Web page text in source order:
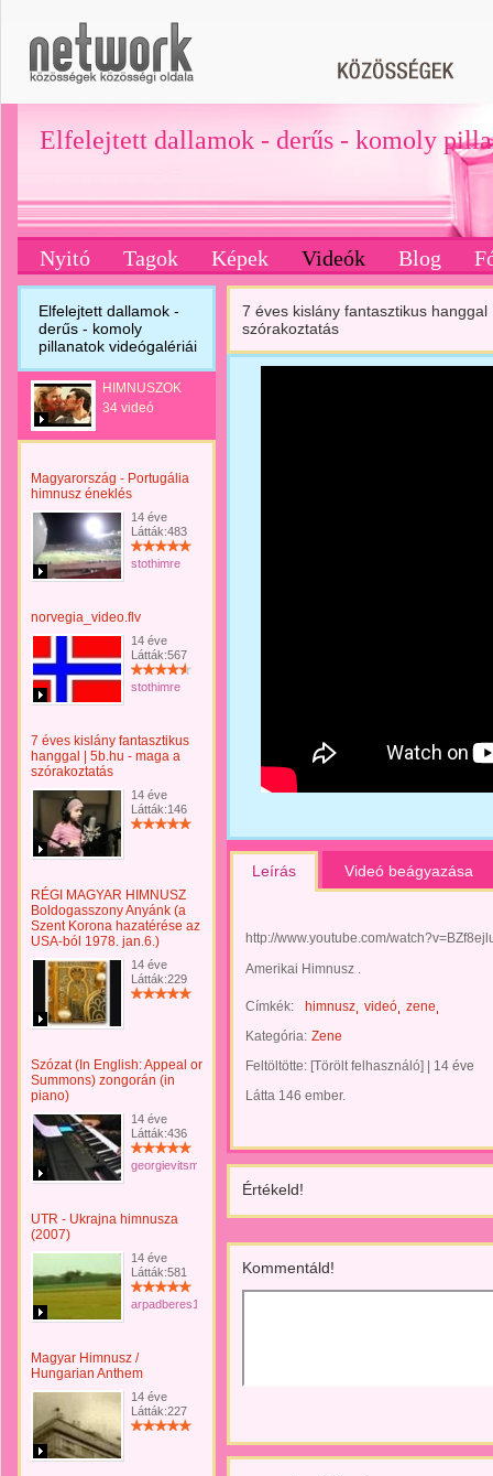
Elfelejtett dallamok - derűs - komoly
Nyitó Tagok Képek Videók Blog
Elfelejtett dallamok -
derűs - komoly
pillanatok videógalériái
HIMNUSZOK
34 videó
Magyarország - Portugália
himnusz éneklés
14 éve
Látták:483
stothimre
norvegia_video.flv
14 éve
Látták:567
stothimre
7 éves kislány fantasztikus
hanggal | 5b.hu - maga a
szórakoztatás
14 éve
Látták:146
RÉGI MAGYAR HIMNUSZ
Boldogasszony Anyánk (a
Szent Korona hazatérése az
USA-ból 1978. jan.6.)
14 éve
Látták:229
Szózat (In English: Appeal or
Summons) zongorán (in
piano)
14 éve
Látták:436
georgievitsmilutin
UTR - Ukrajna himnusza
(2007)
14 éve
Látták:581
arpadberes16
Magyar Himnusz /
Hungarian Anthem
14 éve
Látták:227
7 éves kislány fantasztikus
szórakoztatás
Leírás Videó beágyazása
http://www.youtube.com/
Amerikai Himnusz .
Címkék: himnusz videó zene
Kategória: Zene
Feltöltötte: [Törölt felhasználó]
14 éve
Látta 146 ember.
Értékeld!
Kommentáld!